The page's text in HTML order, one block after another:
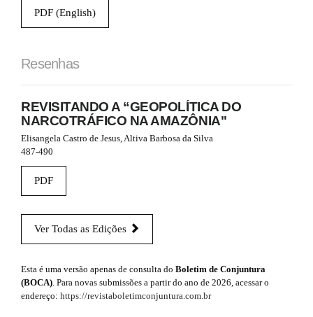
PDF (English)
Resenhas
REVISITANDO A “GEOPOLÍTICA DO
NARCOTRÁFICO NA AMAZÔNIA"
Elisangela Castro de Jesus, Altiva Barbosa da Silva
487-490
PDF
Ver Todas as Edições
Esta é uma versão apenas de consulta do Boletim de Conjuntura
(BOCA). Para novas submissões a partir do ano de 2026, acessar o
endereço: https://revistaboletimconjuntura.com.br